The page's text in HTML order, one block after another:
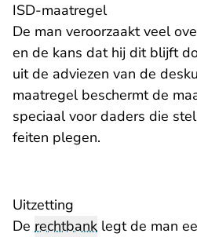
ISD-maatregel
De man veroorzaakt veel
en de kans dat hij dit blijft
uit de adviezen van de
maatregel beschermt de
speciaal voor daders die
feiten plegen.
Uitzetting
De rechtbank legt de man